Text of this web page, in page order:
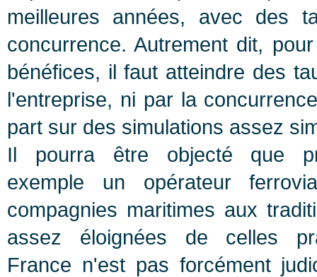
meilleures années, avec des
concurrence. Autrement dit,
bénéfices, il faut atteindre des
l'entreprise, ni par la
part sur des simulations assez
Il pourra être objecté que
exemple un opérateur
compagnies maritimes aux
assez éloignées de celles
France n'est pas forcément